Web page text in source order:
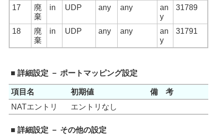
17
廃
棄
in UDP any any
an
y
31789
18
廃
棄
in UDP any any
an
y
31791
■ 詳細設定 － ポートマッピング設定
項目名 初期値
備 考
NATエントリ
エントリなし
■ 詳細設定 － その他の設定